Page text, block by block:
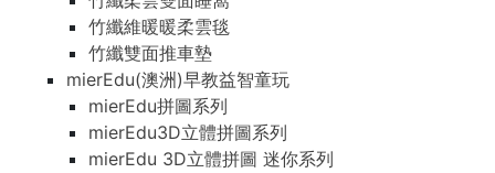
竹纖維暖暖柔雲毯
竹纖雙面推車墊
mierEdu(澳洲)早教益智童玩
mierEdu拼圖系列
mierEdu3D立體拼圖系列
mierEdu 3D立體拼圖 迷你系列